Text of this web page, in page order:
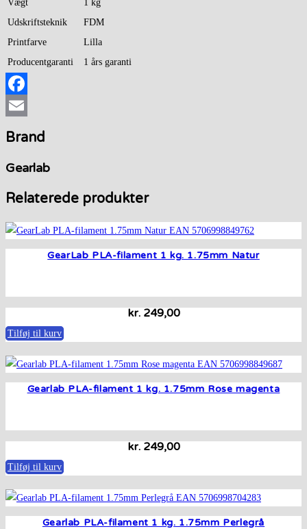
Vægt
1 kg
Udskriftsteknik
FDM
Printfarve
Lilla
Producentgaranti
1 års garanti
Facebook
Brand
Gearlab
Relaterede produkter
GearLab PLA-filament 1 kg. 1.75mm Natur
kr.249,00
Tilføj til kurv
Gearlab PLA-filament 1 kg. 1.75mm Rose magenta
kr.249,00
Tilføj til kurv
Gearlab PLA-filament 1 kg. 1.75mm Perlegrå